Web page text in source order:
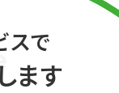
スで
ます